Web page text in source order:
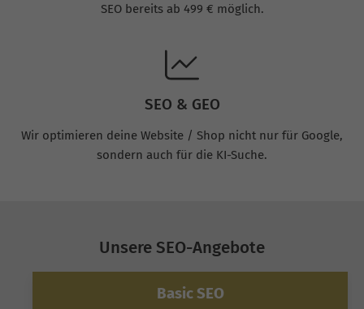
SEO bereits ab 499 € möglich.
SEO & GEO
Wir optimieren deine Website / Shop nicht nur für Google,
sondern auch für die KI-Suche.
Unsere SEO-Angebote
Basic SEO